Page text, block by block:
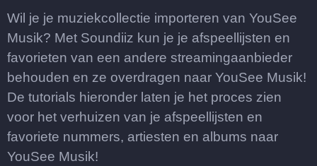
Wil je je muziekcollectie importeren van YouSee
Musik? Met Soundiiz kun je je afspeellijsten en
favorieten van een andere streamingaanbieder
behouden en ze overdragen naar YouSee Musik!
De tutorials hieronder laten je het proces zien
voor het verhuizen van je afspeellijsten en
favoriete nummers, artiesten en albums naar
YouSee Musik!